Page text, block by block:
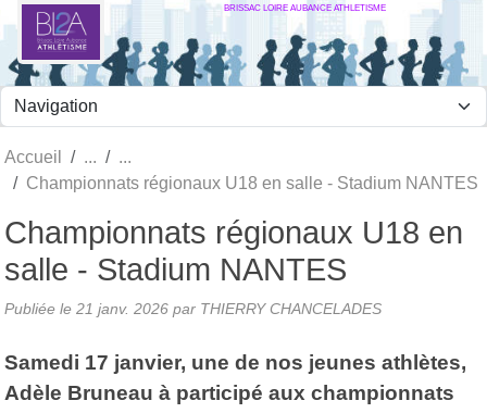
BRISSAC LOIRE AUBANCE ATHLETISME
Accueil
Championnats régionaux U18 en salle - Stadium NANTES
Championnats régionaux U18 en
salle - Stadium NANTES
Publiée le 21 janv. 2026 par THIERRY CHANCELADES
Samedi 17 janvier, une de nos jeunes athlètes,
Adèle Bruneau à participé aux championnats
Panneau de gestion des cookies